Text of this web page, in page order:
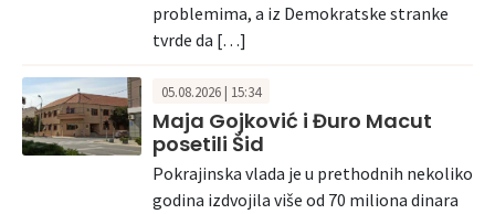
problemima, a iz Demokratske stranke
tvrde da […]
05.08.2026 | 15:34
Maja Gojković i Đuro Macut
posetili Šid
Pokrajinska vlada je u prethodnih nekoliko
godina izdvojila više od 70 miliona dinara